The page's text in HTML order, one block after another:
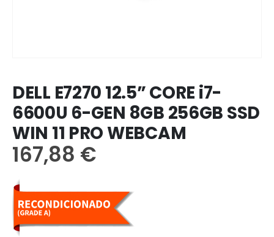
DELL E7270 12.5” CORE i7-
6600U 6-GEN 8GB 256GB SSD
WIN 11 PRO WEBCAM
167,88 €